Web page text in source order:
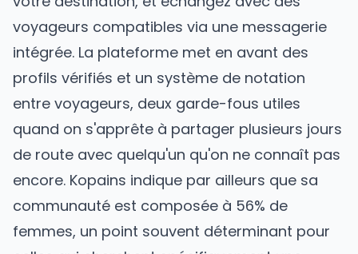
voyageurs compatibles via une messagerie
intégrée. La plateforme met en avant des
profils vérifiés et un système de notation
entre voyageurs, deux garde-fous utiles
quand on s'apprête à partager plusieurs jours
de route avec quelqu'un qu'on ne connaît pas
encore. Kopains indique par ailleurs que sa
communauté est composée à 56% de
femmes, un point souvent déterminant pour